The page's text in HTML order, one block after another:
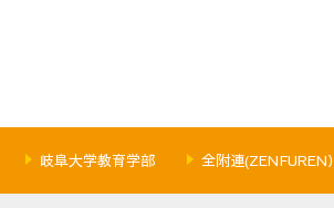
岐阜大学教育学部 全附連(ZENFUREN）